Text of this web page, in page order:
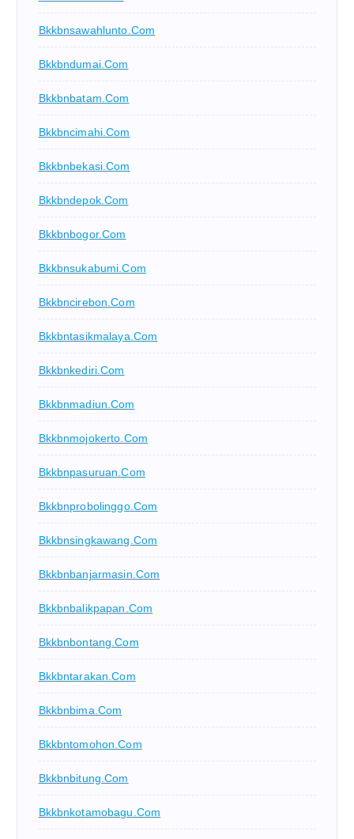
Bkkbnsawahlunto.com
Bkkbndumai.com
Bkkbnbatam.com
Bkkbncimahi.com
Bkkbnbekasi.com
Bkkbndepok.com
Bkkbnbogor.com
Bkkbnsukabumi.com
Bkkbncirebon.com
Bkkbntasikmalaya.com
Bkkbnkediri.com
Bkkbnmadiun.com
Bkkbnmojokerto.com
Bkkbnpasuruan.com
Bkkbnprobolinggo.com
Bkkbnsingkawang.com
Bkkbnbanjarmasin.com
Bkkbnbalikpapan.com
Bkkbnbontang.com
Bkkbntarakan.com
Bkkbnbima.com
Bkkbntomohon.com
Bkkbnbitung.com
Bkkbnkotamobagu.com